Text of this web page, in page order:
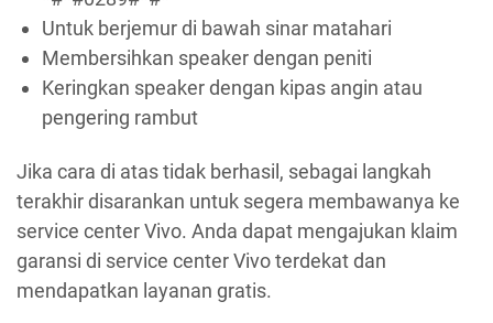
Untuk berjemur di bawah sinar matahari
Membersihkan speaker dengan peniti
Keringkan speaker dengan kipas angin atau
pengering rambut
Jika cara di atas tidak berhasil, sebagai langkah
terakhir disarankan untuk segera membawanya ke
service center Vivo. Anda dapat mengajukan klaim
garansi di service center Vivo terdekat dan
mendapatkan layanan gratis.